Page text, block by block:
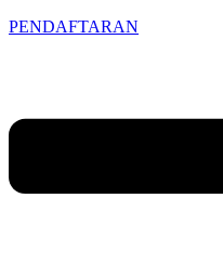
PENDAFTARAN